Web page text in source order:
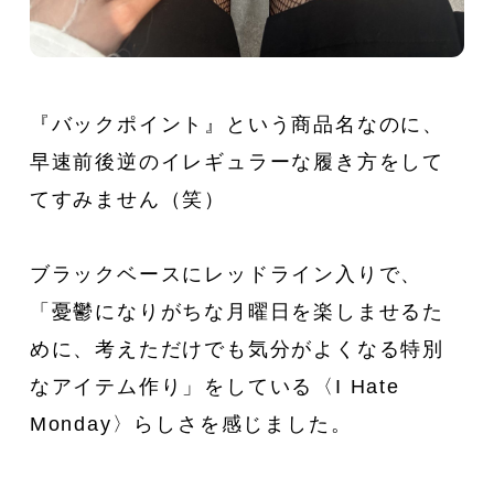
『バックポイント』という商品名なのに、
早速前後逆のイレギュラーな履き方をして
てすみません（笑）
ブラックベースにレッドライン入りで、
「憂鬱になりがちな月曜日を楽しませるた
めに、考えただけでも気分がよくなる特別
なアイテム作り」をしている〈I Hate
Monday〉らしさを感じました。
新着一覧
ファッション小物 生活日用品
インテリア 食器、キッチン
キッズ スポーツ
アウトドア 雑貨・ホビー